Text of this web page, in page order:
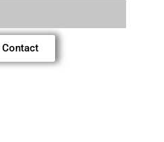
Contact